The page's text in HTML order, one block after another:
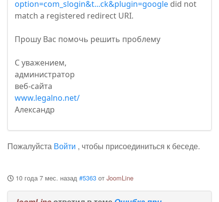
option=com_slogin&t...ck&plugin=google did not
match a registered redirect URI.
Прошу Вас помочь решить проблему
С уважением,
администратор
веб-сайта
www.legalno.net/
Александр
Пожалуйста Войти , чтобы присоединиться к беседе.
10 года 7 мес. назад #5363 от JoomLine